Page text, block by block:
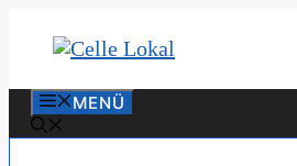
Inhalt
MENÜ